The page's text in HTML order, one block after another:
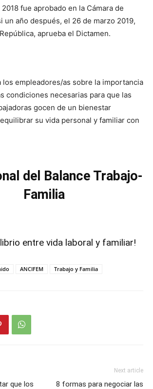
fue aprobado en la Cámara de
un año después, el 26 de marzo 2019,
aprueba el Dictamen.
los empleadores/as sobre la importancia
condiciones necesarias para que las
gocen de un bienestar
su vida personal y familiar con
del Balance Trabajo-
Familia
entre vida laboral y familiar!
ANCIFEM Trabajo y Familia
que los
Next article
8 formas para negociar las